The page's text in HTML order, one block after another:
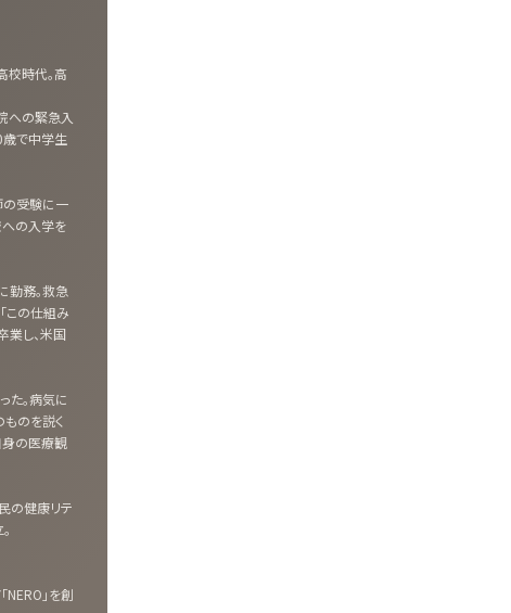
校時代。高
への緊急入
歳で中学生
の受験に一
への入学を
勤務。救急
この仕組み
業し、米国
た。病気に
のを説く
身の医療観
の健康リテ
NERO」を創